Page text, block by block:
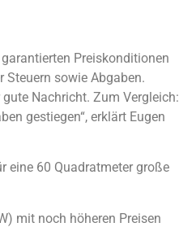
Preiskonditionen
sowie Abgaben.
Nachricht. Zum Vergleich:
gestiegen“, erklärt Eugen
eine 60 Quadratmeter große
mit noch höheren Preisen